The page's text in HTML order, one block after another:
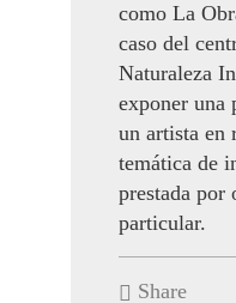
como La
caso del
Naturaleza
exponer una
un artista en
temática de
prestada por
particular.
Share